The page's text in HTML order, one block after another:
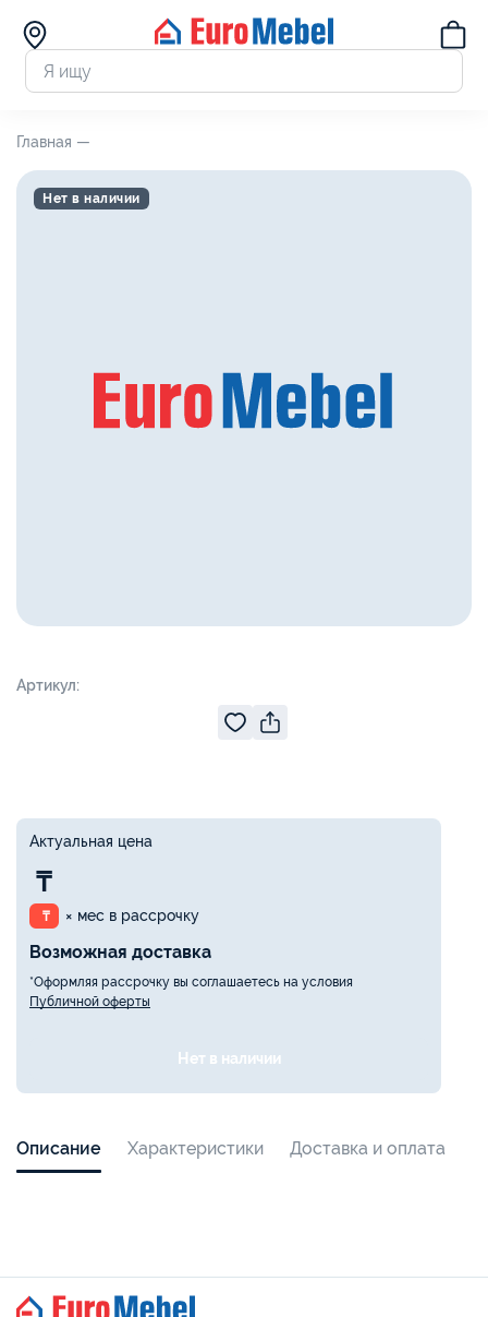
Главная —
Артикул:
Нет в наличии
Актуальная цена
₸
₸ × мес в рассрочку
Возможная доставка
*Оформляя рассрочку вы соглашаетесь на условия
Публичной оферты
Нет в наличии
Описание Характеристики Доставка и оплата